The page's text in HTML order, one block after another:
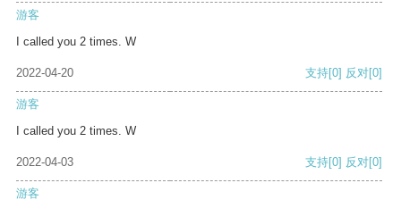
游客
I called you 2 times. W
2022-04-20 支持[0] 反对[0]
游客
I called you 2 times. W
2022-04-03 支持[0] 反对[0]
游客